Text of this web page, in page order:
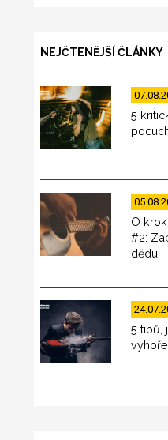
NEJČTENĚJŠÍ ČLÁNKY
5
O
#2:
dědu
5 tipů,